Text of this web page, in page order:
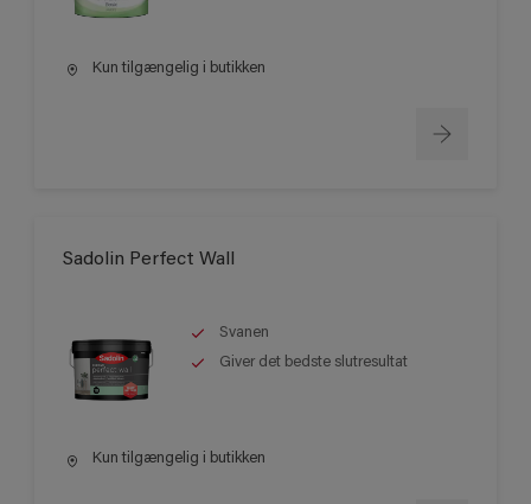
Kun tilgængelig i butikken
Sadolin Perfect Wall
Svanen
Giver det bedste slutresultat
Kun tilgængelig i butikken